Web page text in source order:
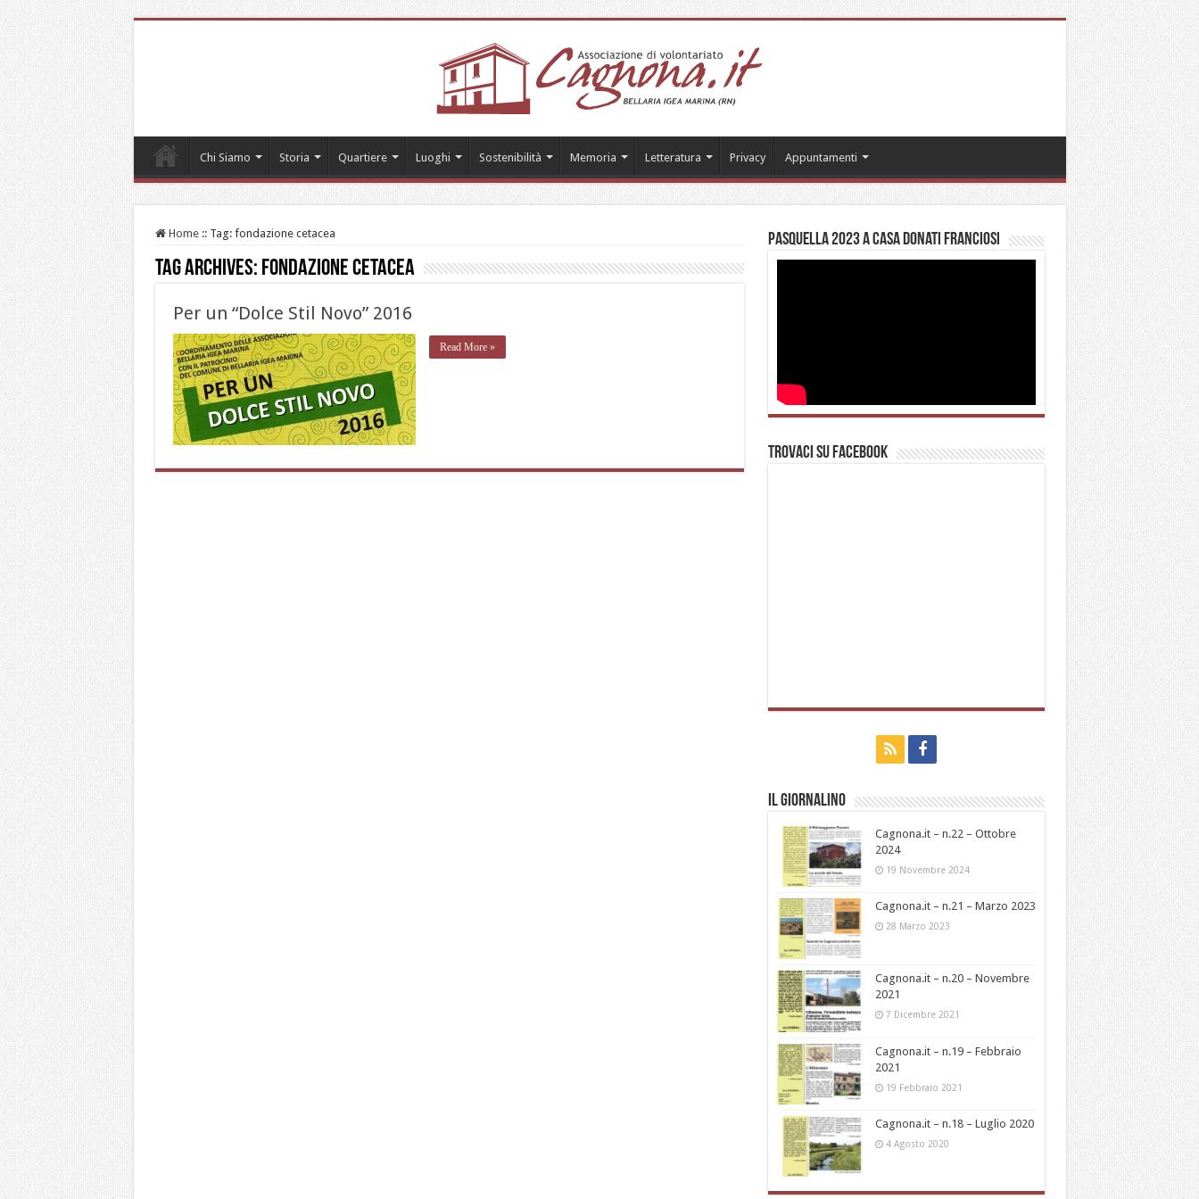
Chi Siamo Storia Quartiere Luoghi Sostenibilità Memoria Letteratura Privacy Appuntamenti
Home :: Tag: fondazione cetacea
Tag Archives: fondazione cetacea
Per un “Dolce Stil Novo” 2016
Read More »
Pasquella 2023 a casa Donati Franciosi
Trovaci su Facebook
Il Giornalino
Cagnona.it – n.22 – Ottobre
2024
19 Novembre 2024
Cagnona.it – n.21 – Marzo 2023
28 Marzo 2023
Cagnona.it – n.20 – Novembre
2021
7 Dicembre 2021
Cagnona.it – n.19 – Febbraio
2021
19 Febbraio 2021
Cagnona.it – n.18 – Luglio 2020
4 Agosto 2020